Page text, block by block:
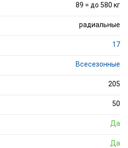
89 = до 580 кг
радиальные
17
Всесезонные
205
50
Да
Да